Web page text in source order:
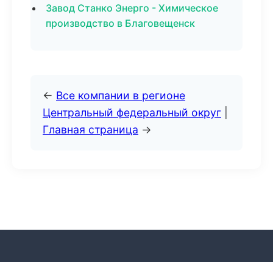
Завод Станко Энерго - Химическое
производство в Благовещенск
← Все компании в регионе
Центральный федеральный округ
Главная страница →